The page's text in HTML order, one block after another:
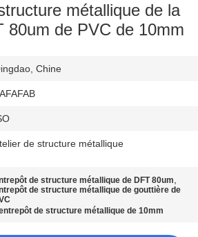
métallique de la
80um de PVC de 10mm
Chine
de structure métallique
de structure métallique de DFT 80um,
de structure métallique de gouttière de
de structure métallique de 10mm